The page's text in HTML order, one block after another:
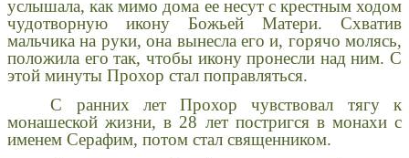
услышала, как мимо дома ее несут с крестным ходом
чудотворную икону Божьей Матери. Схватив
мальчика на руки, она вынесла его и, горячо молясь,
положила его так, чтобы икону пронесли над ним. С
этой минуты Прохор стал поправляться.
С ранних лет Прохор чувствовал тягу к
монашеской жизни, в 28 лет постригся в монахи с
именем Серафим, потом стал священником.